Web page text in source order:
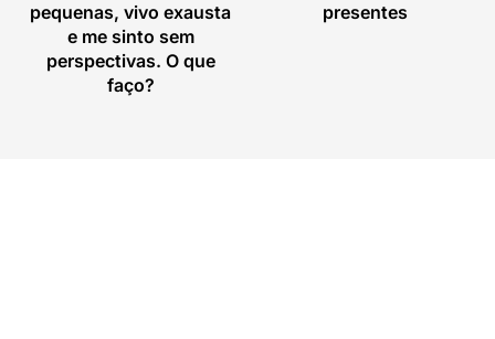
pequenas, vivo exausta
e me sinto sem
perspectivas. O que
faço?
presentes